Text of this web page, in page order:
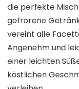
die perfekte
gefrorene
vereint alle
Angenehm und
einer leichten
köstlichen